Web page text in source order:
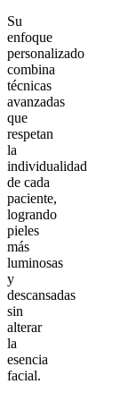
Su
enfoque
personalizado
combina
técnicas
avanzadas
que
respetan
la
individualidad
de cada
paciente,
logrando
pieles
más
luminosas
y
descansadas
sin
alterar
la
esencia
facial.